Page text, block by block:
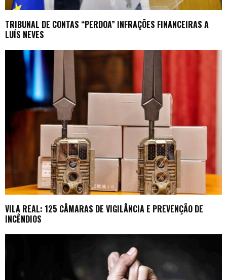
TRIBUNAL DE CONTAS “PERDOA” INFRAÇÕES FINANCEIRAS A
LUÍS NEVES
VILA REAL: 125 CÂMARAS DE VIGILÂNCIA E PREVENÇÃO DE
INCÊNDIOS